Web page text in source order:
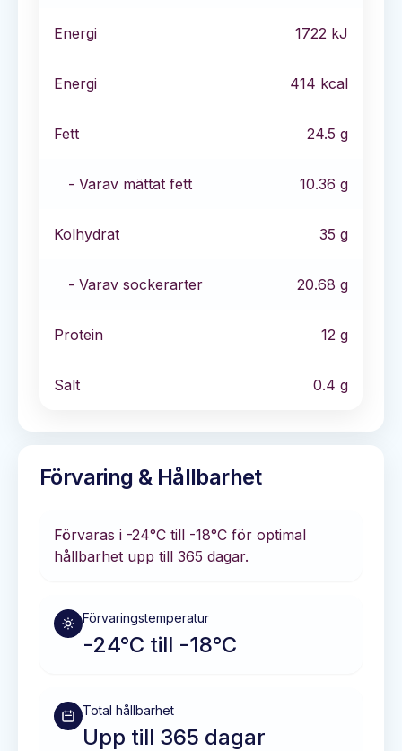
Energi 1722 kJ
Energi 414 kcal
Fett 24.5 g
- Varav mättat fett 10.36 g
Kolhydrat 35 g
- Varav sockerarter 20.68 g
Protein 12 g
Salt 0.4 g
Förvaring & Hållbarhet
Förvaras i -24°C till -18°C för optimal
hållbarhet upp till 365 dagar.
Förvaringstemperatur
-24°C till -18°C
Total hållbarhet
Upp till 365 dagar